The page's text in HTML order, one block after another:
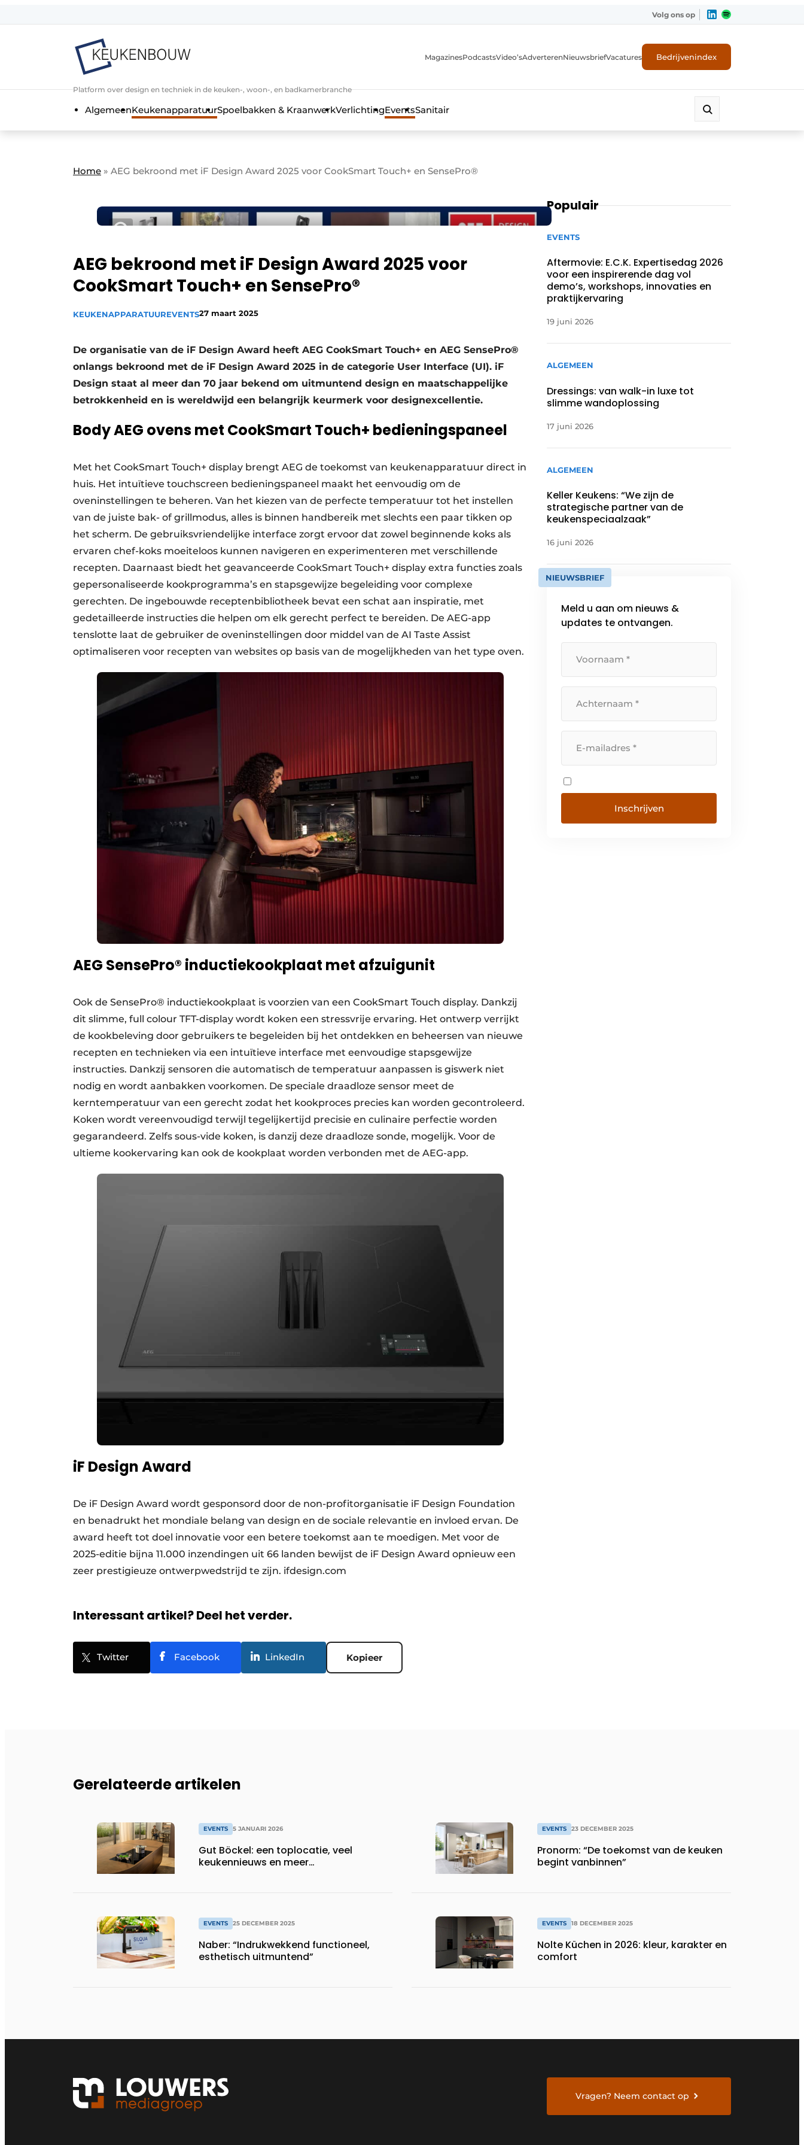
Algemene voorwaarden
Contact
Keukenbouw | Platform over design en techniek in de keuken-, woon-, en badkamerbranche
Nieuwsbrief
Privacy / Cookie statement
Vacature aanmelden
Volg ons op
Platform over design en techniek in de keuken-, woon-, en badkamerbranche
MagazinesPodcastsVideo’sAdverterenNieuwsbriefVacatures Bedrijvenindex
AlgemeenKeukenapparatuurSpoelbakken & KraanwerkVerlichtingEventsSanitair
Home » AEG bekroond met iF Design Award 2025 voor CookSmart Touch+ en SensePro®
AEG bekroond met iF Design Award 2025 voor
CookSmart Touch+ en SensePro®
KEUKENAPPARATUUREVENTS27 maart 2025
De organisatie van de iF Design Award heeft AEG CookSmart Touch+ en AEG SensePro®
onlangs bekroond met de iF Design Award 2025 in de categorie User Interface (UI). iF
Design staat al meer dan 70 jaar bekend om uitmuntend design en maatschappelijke
betrokkenheid en is wereldwijd een belangrijk keurmerk voor designexcellentie.
Body AEG ovens met CookSmart Touch+ bedieningspaneel
Met het CookSmart Touch+ display brengt AEG de toekomst van keukenapparatuur direct in
huis. Het intuïtieve touchscreen bedieningspaneel maakt het eenvoudig om de
oveninstellingen te beheren. Van het kiezen van de perfecte temperatuur tot het instellen
van de juiste bak- of grillmodus, alles is binnen handbereik met slechts een paar tikken op
het scherm. De gebruiksvriendelijke interface zorgt ervoor dat zowel beginnende koks als
ervaren chef-koks moeiteloos kunnen navigeren en experimenteren met verschillende
recepten. Daarnaast biedt het geavanceerde CookSmart Touch+ display extra functies zoals
gepersonaliseerde kookprogramma’s en stapsgewijze begeleiding voor complexe
gerechten. De ingebouwde receptenbibliotheek bevat een schat aan inspiratie, met
gedetailleerde instructies die helpen om elk gerecht perfect te bereiden. De AEG-app
tenslotte laat de gebruiker de oveninstellingen door middel van de AI Taste Assist
optimaliseren voor recepten van websites op basis van de mogelijkheden van het type oven.
AEG SensePro® inductiekookplaat met afzuigunit
Ook de SensePro® inductiekookplaat is voorzien van een CookSmart Touch display. Dankzij
dit slimme, full colour TFT-display wordt koken een stressvrije ervaring. Het ontwerp verrijkt
de kookbeleving door gebruikers te begeleiden bij het ontdekken en beheersen van nieuwe
recepten en technieken via een intuïtieve interface met eenvoudige stapsgewijze
instructies. Dankzij sensoren die automatisch de temperatuur aanpassen is giswerk niet
nodig en wordt aanbakken voorkomen. De speciale draadloze sensor meet de
kerntemperatuur van een gerecht zodat het kookproces precies kan worden gecontroleerd.
Koken wordt vereenvoudigd terwijl tegelijkertijd precisie en culinaire perfectie worden
gegarandeerd. Zelfs sous-vide koken, is danzij deze draadloze sonde, mogelijk. Voor de
ultieme kookervaring kan ook de kookplaat worden verbonden met de AEG-app.
iF Design Award
De iF Design Award wordt gesponsord door de non-profitorganisatie iF Design Foundation
en benadrukt het mondiale belang van design en de sociale relevantie en invloed ervan. De
award heeft tot doel innovatie voor een betere toekomst aan te moedigen. Met voor de
2025-editie bijna 11.000 inzendingen uit 66 landen bewijst de iF Design Award opnieuw een
zeer prestigieuze ontwerpwedstrijd te zijn. ifdesign.com
Interessant artikel? Deel het verder.
Twitter Facebook LinkedIn Kopieer
Populair
EVENTS
Aftermovie: E.C.K. Expertisedag 2026
voor een inspirerende dag vol
demo’s, workshops, innovaties en
praktijkervaring
19 juni 2026
ALGEMEEN
Dressings: van walk-in luxe tot
slimme wandoplossing
17 juni 2026
ALGEMEEN
Keller Keukens: “We zijn de
strategische partner van de
keukenspeciaalzaak”
16 juni 2026
NIEUWSBRIEF
Meld u aan om nieuws &
updates te ontvangen.
Gerelateerde artikelen
EVENTS 5 JANUARI 2026
Gut Böckel: een toplocatie, veel
keukennieuws en meer…
EVENTS 25 DECEMBER 2025
Naber: “Indrukwekkend functioneel,
esthetisch uitmuntend”
EVENTS 23 DECEMBER 2025
Pronorm: “De toekomst van de keuken
begint vanbinnen”
EVENTS 18 DECEMBER 2025
Nolte Küchen in 2026: kleur, karakter en
comfort
Vragen? Neem contact op